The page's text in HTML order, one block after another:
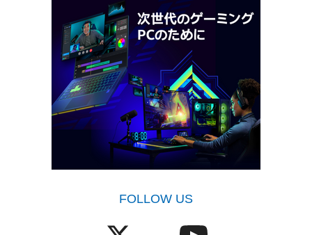
FOLLOW US